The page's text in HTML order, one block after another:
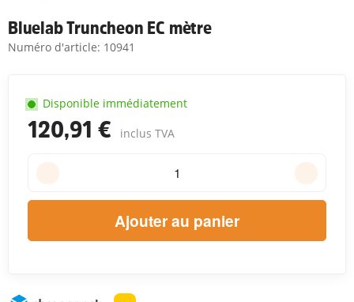
Bluelab Truncheon EC mètre
Numéro d'article: 10941
120,91 € inclus TVA
Disponible immédiatement
Ajouter au panier